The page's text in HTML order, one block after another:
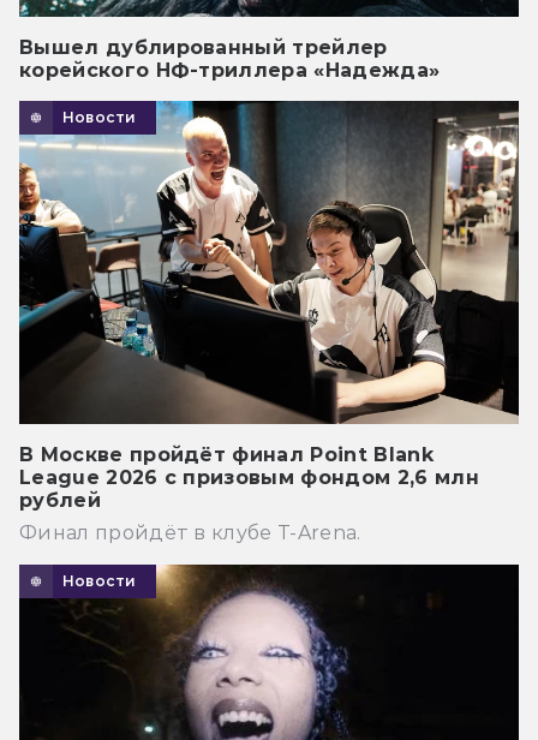
Вышел дублированный трейлер
корейского НФ-триллера «Надежда»
Новости
В Москве пройдёт финал Point Blank
League 2026 с призовым фондом 2,6 млн
рублей
Финал пройдёт в клубе T-Arena.
Новости